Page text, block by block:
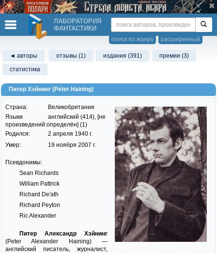
ЛАБОРАТОРИЯ
ФАНТАСТИКИ
расширенный
поиск по жанру
◄ авторы отзывы (1) издания (391)
премии (3)
статистика
Питер Хэйнинг (Peter Haining)
Страна:
Великобритания
Языки
произведений:
английский (414), [не
определён] (1)
Родился:
2 апреля 1940 г.
Умер:
19 ноября 2007 г.
Псевдонимы:
Sean Richards
William Pattrick
Richard De'ath
Richard Peyton
Ric Alexander
Питер Александр Хэйнинг
(Peter Alexander Haining) —
английский писатель, журналист,